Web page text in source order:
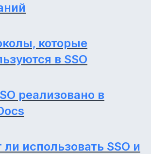
которые
в SSO
реализовано в
ли использовать SSO и